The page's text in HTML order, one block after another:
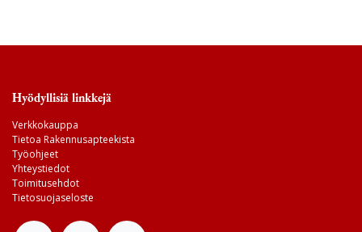
Hyödyllisiä linkkejä
Verkkokauppa
Tietoa Rakennusapteekista
Työohjeet
Yhteystiedot
Toimitusehdot
Tietosuojaseloste